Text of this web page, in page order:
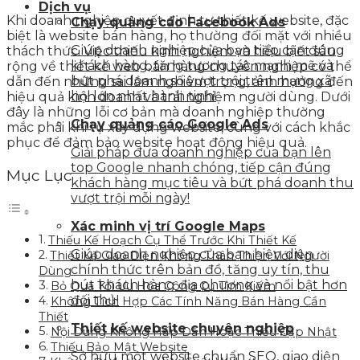
Dịch vụ
Chạy quảng cáo Facebook Ads
Giúp doanh nghiệp của bạn tiếp cận đúng
khách hàng, tăng tương tác mạnh mẽ và
bứt phá doanh số vượt trội trên mạng xã
hội lớn nhất hành tinh!
Chạy quảng cáo Google Ads
Giải pháp đưa doanh nghiệp của bạn lên
top Google nhanh chóng, tiếp cận đúng
khách hàng mục tiêu và bứt phá doanh thu
vượt trội mỗi ngày!
Xác minh vị trí Google Maps
Giúp doanh nghiệp của bạn hiện diện
chính thức trên bản đồ, tăng uy tín, thu
hút khách hàng địa phương và nổi bật hơn
đối thủ!
Thiết kế website chuyên nghiệp
Sở hữu một website chuẩn SEO, giao diện
Khi doanh nghiệp quyết định tự thiết kế website, đặc
biệt là website bán hàng, họ thường đối mặt với nhiều
thách thức. Việc thiếu kinh nghiệm và hiểu biết sâu
rộng về thiết kế web bán hàng chuyên nghiệp có thể
dẫn đến những sai lầm nghiêm trọng, ảnh hưởng đến
hiệu quả kinh doanh và trải nghiệm người dùng. Dưới
đây là những lỗi cơ bản mà doanh nghiệp thường
mắc phải khi tự xây dựng website, cùng với cách khắc
phục để đảm bảo website hoạt động hiệu quả.
Mục Lục
Thiếu Kế Hoạch Cụ Thể Trước Khi Thiết Kế
Thiết Kế Giao Diện Không Thân Thiện Với Người
Dùng
Bỏ Qua Tối Ưu Hóa Công Cụ Tìm Kiếm
Không Tích Hợp Các Tính Năng Bán Hàng Cần
Thiết
Nội Dung Không Hấp Dẫn Hoặc Thiếu Cập Nhật
Thiếu Bảo Mật Website